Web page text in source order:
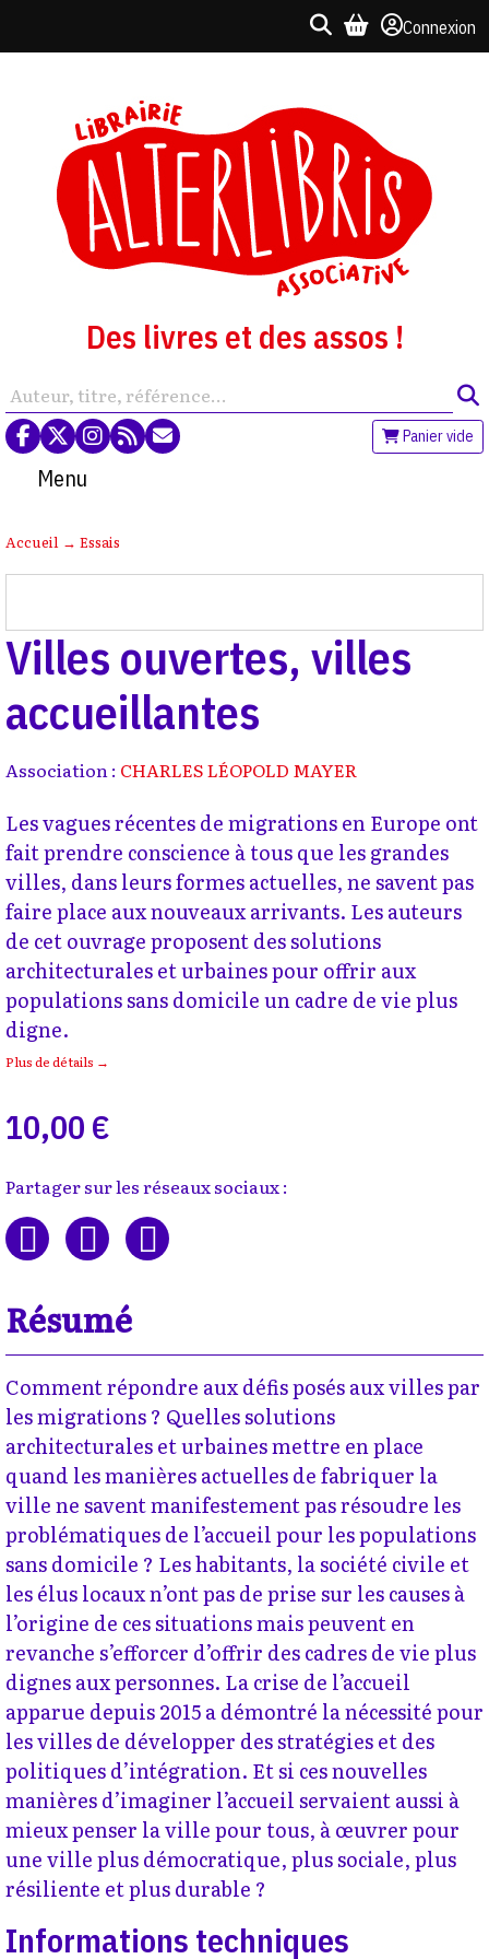
Connexion
Des livres et des assos !
Panier vide
Menu
Accueil → Essais
Villes ouvertes, villes
accueillantes
Association : CHARLES LÉOPOLD MAYER
Les vagues récentes de migrations en Europe ont
fait prendre conscience à tous que les grandes
villes, dans leurs formes actuelles, ne savent pas
faire place aux nouveaux arrivants. Les auteurs
de cet ouvrage proposent des solutions
architecturales et urbaines pour offrir aux
populations sans domicile un cadre de vie plus
digne.
Plus de détails →
10,00 €
Partager sur les réseaux sociaux :
Résumé
Comment répondre aux défis posés aux villes par
les migrations ? Quelles solutions
architecturales et urbaines mettre en place
quand les manières actuelles de fabriquer la
ville ne savent manifestement pas résoudre les
problématiques de l’accueil pour les populations
sans domicile ? Les habitants, la société civile et
les élus locaux n’ont pas de prise sur les causes à
l’origine de ces situations mais peuvent en
revanche s’efforcer d’offrir des cadres de vie plus
dignes aux personnes. La crise de l’accueil
apparue depuis 2015 a démontré la nécessité pour
les villes de développer des stratégies et des
politiques d’intégration. Et si ces nouvelles
manières d’imaginer l’accueil servaient aussi à
mieux penser la ville pour tous, à œuvrer pour
une ville plus démocratique, plus sociale, plus
résiliente et plus durable ?
Informations techniques